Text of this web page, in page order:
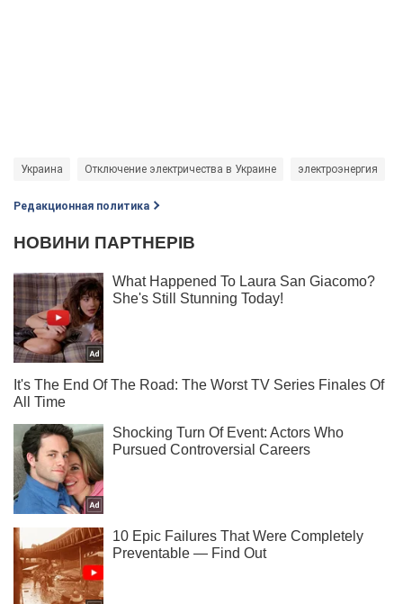
Украина Отключение электричества в Украине электроэнергия
Редакционная политика